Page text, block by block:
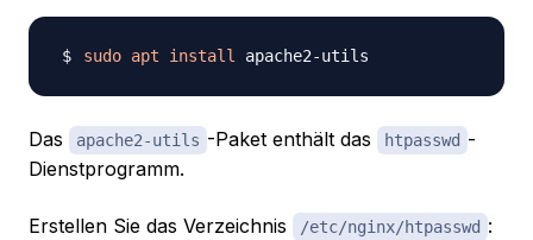
sudo apt install
Das apache2-utils -Paket enthält das htpasswd -
Dienstprogramm.
Erstellen Sie das Verzeichnis /etc/nginx/htpasswd :